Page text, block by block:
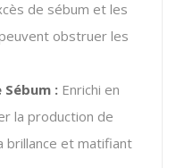
de sébum et les
obstruer les
: Enrichi en
la production de
brillance et matifiant